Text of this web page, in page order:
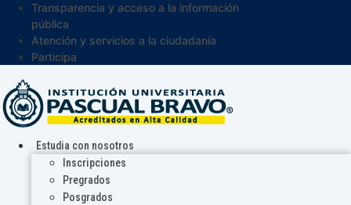
Transparencia y acceso a la información
pública
Atención y servicios a la ciudadanía
Participa
Estudia con nosotros
Inscripciones
Pregrados
Posgrados